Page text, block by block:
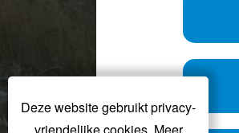
Deze website gebruikt privacy-